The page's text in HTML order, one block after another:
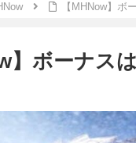
【MHNow】ボ
】ボーナス